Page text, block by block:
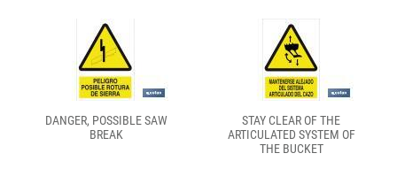
DANGER, POSSIBLE SAW
BREAK
STAY CLEAR OF THE
ARTICULATED SYSTEM OF
THE BUCKET